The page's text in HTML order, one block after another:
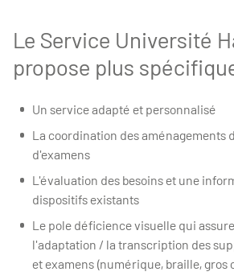
Le Service Université
propose plus
Un service adapté et personnalisé
La coordination des aménagements
d'examens
L'évaluation des besoins et une
dispositifs existants
Le pole déficience visuelle qui
l'adaptation / la transcription des
et examens (numérique, braille, gros